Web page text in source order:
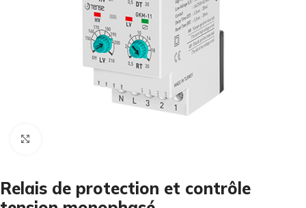
Relais de protection et contrôle